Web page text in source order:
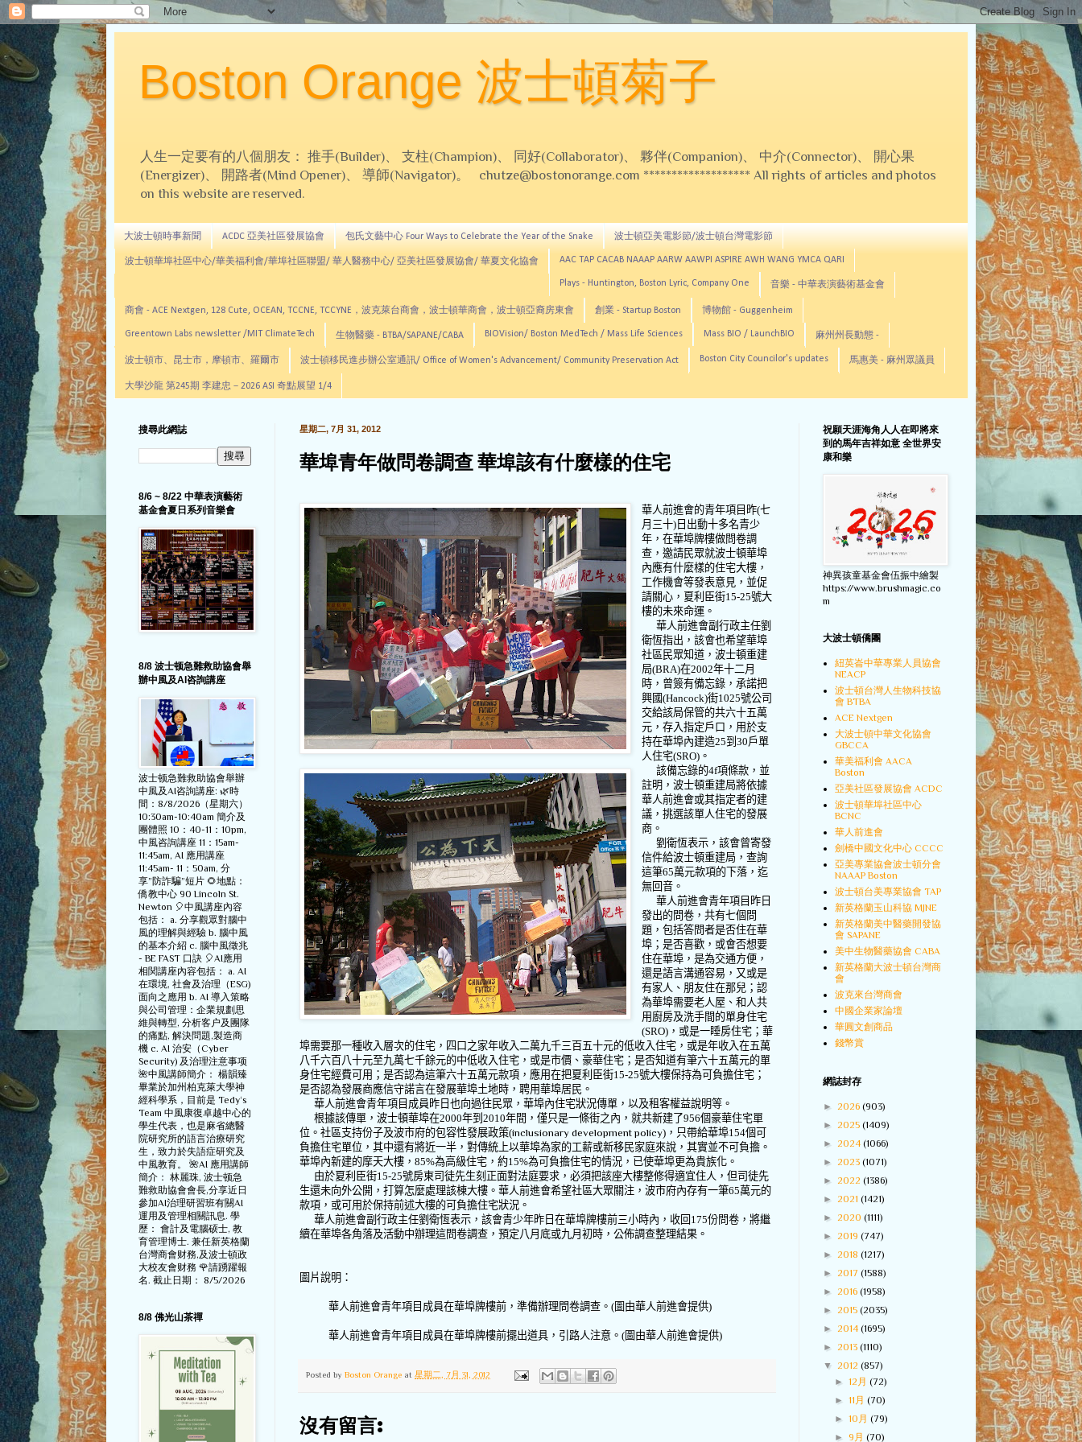
Boston Orange 波士頓菊子
人生一定要有的八個朋友： 推手(Builder)、 支柱(Champion)、 同好(Collaborator)、 夥伴(Companion)、 中介(Connector)、 開心果
(Energizer)、 開路者(Mind Opener)、 導師(Navigator)。 chutze@bostonorange.com ******************* All rights of articles and photos
on this website are reserved.
大波士頓時事新聞 ACDC 亞美社區發展協會 包氏文藝中心 Four Ways to Celebrate the Year of the Snake 波士頓亞美電影節/波士頓台灣電影節
波士頓華埠社區中心/華美福利會/華埠社區聯盟/ 華人醫務中心/ 亞美社區發展協會/ 華夏文化協會 AAC TAP CACAB NAAAP AARW AAWPI ASPIRE AWH WANG YMCA QARI
Plays - Huntington, Boston Lyric, Company One 音樂 - 中華表演藝術基金會
商會 - ACE Nextgen, 128 Cute, OCEAN, TCCNE, TCCYNE，波克萊台商會，波士頓華商會，波士頓亞裔房東會 創業 - Startup Boston 博物館 - Guggenheim
Greentown Labs newsletter /MIT ClimateTech 生物醫藥 - BTBA/SAPANE/CABA BIOVision/ Boston MedTech / Mass Life Sciences Mass BIO / LaunchBIO 麻州州長動態 -
波士頓市、昆士市，摩頓市、羅爾市 波士頓移民進步辦公室通訊/ Office of Women's Advancement/ Community Preservation Act Boston City Councilor's updates 馬惠美 - 麻州眾議員
大學沙龍 第245期 李建忠－2026 ASI 奇點展望 1/4
星期二, 7月 31, 2012
華埠青年做問卷調查 華埠該有什麼樣的住宅
華人前進會的青年項目昨(七
月三十) 日出動十多名青少
年，在華埠牌樓做問卷調
查，邀請民眾就波士頓華埠
內應有什麼樣的住宅大樓，
工作機會等發表意見，並促
請關心，夏利臣街15-25號大
樓的未來命運。
華人前進會副行政主任劉
衛恆指出，該會也希望華埠
社區民眾知道，波士頓重建
局(BRA)在2002年十二月
時，曾簽有備忘錄，承諾把
興國(Hancock)街1025號公司
交給該局保管的共六十五萬
元，存入指定戶口，用於支
持在華埠內建造25到30戶單
人住宅(SRO) 。
該備忘錄的4f項條款，並
註明，波士頓重建局將依據
華人前進會或其指定者的建
議，挑選該單人住宅的發展
商。
劉衛恆表示，該會曾寄發
信件給波士頓重建局，查詢
這筆65萬元款項的下落，迄
無回音。
華人前進會青年項目昨日
發出的問卷，共有七個問
題，包括答問者是否住在華
埠；是否喜歡，或會否想要
住在華埠，是為交通方便，
還是語言溝通容易，又或是
有家人、朋友住在那兒；認
為華埠需要老人屋、和人共
用廚房及洗手間的單身住宅
(SRO) ，或是一睡房住宅；華
埠需要那一種收入層次的住宅，四口之家年收入二萬九千三百五十元的低收入住宅，或是年收入在五萬
八千六百八十元至九萬七千餘元的中低收入住宅，或是市價、豪華住宅；是否知道有筆六十五萬元的單
身住宅經費可用；是否認為這筆六十五萬元款項，應用在把夏利臣街15-25號大樓保持為可負擔住宅；
是否認為發展商應信守諾言在發展華埠土地時，聘用華埠居民。
華人前進會青年項目成員昨日也向過往民眾，華埠內住宅狀況傳單，以及租客權益說明等。
根據該傳單，波士頓華埠在2000年到 2010年間，僅只是一條街之內，就共新建了956個豪華住宅單
位。社區支持份子及波市府的包容性發展政策(inclusionary development policy) ，只帶給華埠154個可
負擔住宅單位，其中還有將近一半，對傳統上以華埠為家的工薪或新移民家庭來說，其實並不可負擔。
華埠內新建的摩天大樓， 85%為高級住宅，約15%為可負擔住宅的情況，已使華埠更為貴族化。
由於夏利臣街15-25號房東司徒先生刻正面對法庭要求，必須把該座大樓整修得適宜住人，但司徒先
生還未向外公開，打算怎麼處理該棟大樓。華人前進會希望社區大眾關注，波市府內存有一筆65萬元的
款項，或可用於保持前述大樓的可負擔住宅狀況。
華人前進會副行政主任劉衛恆表示，該會青少年昨日在華埠牌樓前三小時內，收回 175份問卷，將繼
續在華埠各角落及活動中辦理這問卷調查，預定八月底或九月初時，公佈調查整理結果。
圖片說明：
華人前進會青年項目成員在華埠牌樓前，準備辦理問卷調查。 (圖由華人前進會提供)
華人前進會青年項目成員在華埠牌樓前擺出道具，引路人注意。 (圖由華人前進會提供)
Posted by Boston Orange at 星期二, 7月 31, 2012
沒有留言:
搜尋此網誌
8/6 ~ 8/22 中華表演藝術
基金會夏日系列音樂會
8/8 波士顿急難救助協會舉
辦中風及AI咨詢講座
波士顿急難救助協會舉辦
中風及AI咨詢講座: 🌿時
間：8/8/2026（星期六）
10:30am-10:40am 簡介及
團體照 10：40-11：10pm,
中風咨詢講座 11：15am-
11:45am, AI 應用講座
11:45am- 11：50am, 分
享”防詐騙”短片 🌻地點：
僑教中心 90 Lincoln St.
Newton 🎈中風講座內容
包括： a. 分享觀眾對腦中
風的理解與經驗 b. 腦中風
的基本介紹 c. 腦中風徵兆
- BE FAST 口訣 🎈AI應用
相関講座內容包括： a. AI
在環境, 社會及治理（ESG)
面向之應用 b. AI 導入策略
與公司管理：企業規劃思
維與轉型, 分析客户及團隊
的痛點, 解決問題,製造商
機 c. AI 治安（Cyber
Security) 及治理注意事项
🌺中風講師簡介： 楊韻臻
畢業於加州柏克萊大學神
經科學系，目前是 Tedy‘s
Team 中風康復卓越中心的
學生代表，也是麻省總醫
院研究所的語言治療研究
生，致力於失語症研究及
中風教育。 🌺AI 應用講師
簡介： 林麗珠, 波士顿急
難救助協會會長,分享近日
參加AI治理研習班有關AI
運用及管理相關訊息. 學
歷： 會計及電腦硕士, 教
育管理博士. 兼任新英格蘭
台灣商會财務,及波士頓政
大校友會财務 🌹請踴躍報
名. 截止日期： 8/5/2026
8/8 佛光山茶禪
祝願天涯海角人人在即將來
到的馬年吉祥如意 全世界安
康和樂
神異孩童基金會伍振中繪製
https://www.brushmagic.co
m
大波士頓僑團
紐英崙中華專業人員協會
NEACP
波士頓台灣人生物科技協
會 BTBA
ACE Nextgen
大波士頓中華文化協會
GBCCA
華美福利會 AACA
Boston
亞美社區發展協會 ACDC
波士頓華埠社區中心
BCNC
華人前進會
劍橋中國文化中心 CCCC
亞美專業協會波士頓分會
NAAAP Boston
波士頓台美專業協會 TAP
新英格蘭玉山科協 MJNE
新英格蘭美中醫藥開發協
會 SAPANE
美中生物醫藥協會 CABA
新英格蘭大波士頓台灣商
會
波克來台灣商會
中國企業家論壇
華圓文創商品
錢幣賞
網誌封存
► 2026 (903)
► 2025 (1409)
► 2024 (1066)
► 2023 (1071)
► 2022 (1386)
► 2021 (1421)
► 2020 (1111)
► 2019 (747)
► 2018 (1217)
► 2017 (1588)
► 2016 (1958)
► 2015 (2035)
► 2014 (1695)
► 2013 (1110)
▼ 2012 (857)
►12月(72)
►11月(70)
►10月(79)
►9月(70)